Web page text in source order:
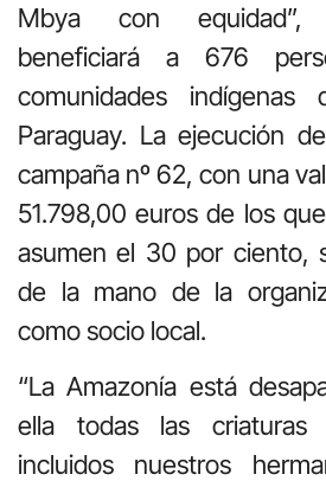
Mbya con equidad”,
beneficiará a 676
comunidades
Paraguay. La ejecución
campaña nº 62, con una
51.798,00 euros de los
asumen el 30 por ciento,
de la mano de la
como socio local.
“La Amazonía está
ella todas las
incluidos nuestros